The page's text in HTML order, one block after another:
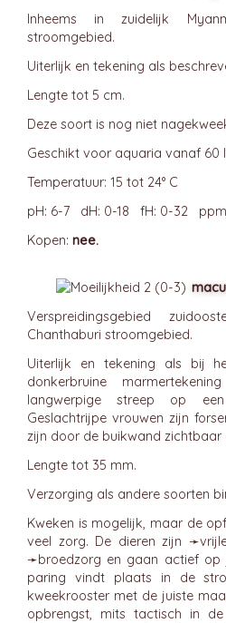
Inheems in zuidelijk
stroomgebied.
Uiterlijk en tekening als
Lengte tot 5 cm.
Deze soort is nog niet
Geschikt voor aquaria vanaf 60
Temperatuur: 15 tot 24° C
pH: 6-7 dH: 0-18 fH: 0-32
Kopen: nee.
Verspreidingsgebied
Chanthaburi stroomgebied.
Uiterlijk en tekening als bij
donkerbruine
langwerpige streep op een
Geslachtrijpe vrouwen zijn
zijn door de buikwand zichtbaar
Lengte tot 35 mm.
Verzorging als andere soorten
Kweken is mogelijk, maar de
veel zorg. De dieren zijn ➛
➛broedzorg en gaan actief op
paring vindt plaats in de
kweekrooster met de juiste
opbrengst, mits tactisch in